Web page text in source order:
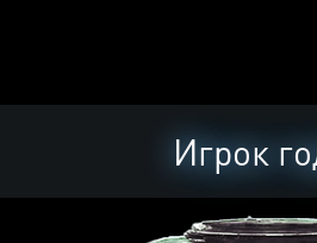
Игрок